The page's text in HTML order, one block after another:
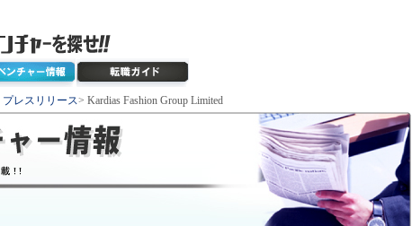
プレスリリース> Kardias Fashion Group Limited